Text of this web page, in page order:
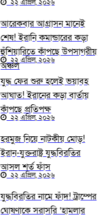
২২ এপ্রিল, ২০২৬
আরেকবার আগ্রাসন মানেই
শেষ! ইরানি কমান্ডারের কড়া
হুঁশিয়ারিতে কাঁপছে উপসাগরীয়
অঞ্চল
২২ এপ্রিল, ২০২৬
যুদ্ধ ফের শুরু হলেই ভয়াবহ
আঘাত! ইরানের কড়া বার্তায়
কাঁপছে প্রতিপক্ষ
২২ এপ্রিল, ২০২৬
হরমুজ নিয়ে নাটকীয় মোড়!
ইরান-যুক্তরাষ্ট্র যুদ্ধবিরতির
আসল শর্ত ফাঁস
২২ এপ্রিল, ২০২৬
যুদ্ধবিরতির নামে ফাঁদ! ট্রাম্পের
ঘোষণাকে সরাসরি ‘হামলার